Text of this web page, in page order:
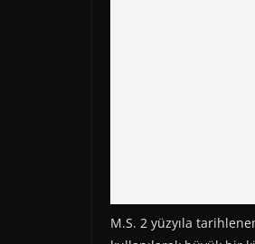
M.S. 2 yüzyıla